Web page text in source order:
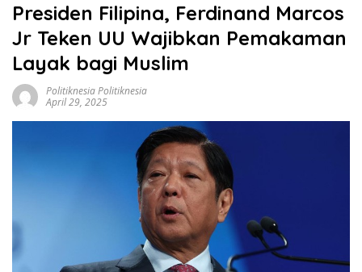
Presiden Filipina, Ferdinand Marcos
Jr Teken UU Wajibkan Pemakaman
Layak bagi Muslim
Politiknesia Politiknesia
April 29, 2025